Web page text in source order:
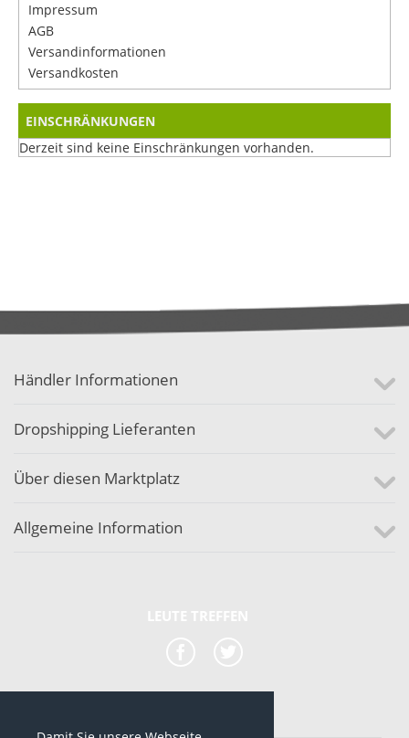
Impressum
AGB
Versandinformationen
Versandkosten
EINSCHRÄNKUNGEN
Derzeit sind keine Einschränkungen vorhanden.
Händler Informationen
Dropshipping Lieferanten
Über diesen Marktplatz
Allgemeine Information